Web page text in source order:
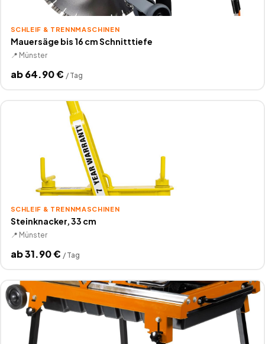
SCHLEIF & TRENNMASCHINEN
Mauersäge bis 16 cm Schnitttiefe
📍 Münster
ab64.90€ / Tag
SCHLEIF & TRENNMASCHINEN
Steinknacker, 33 cm
📍 Münster
ab31.90€ / Tag